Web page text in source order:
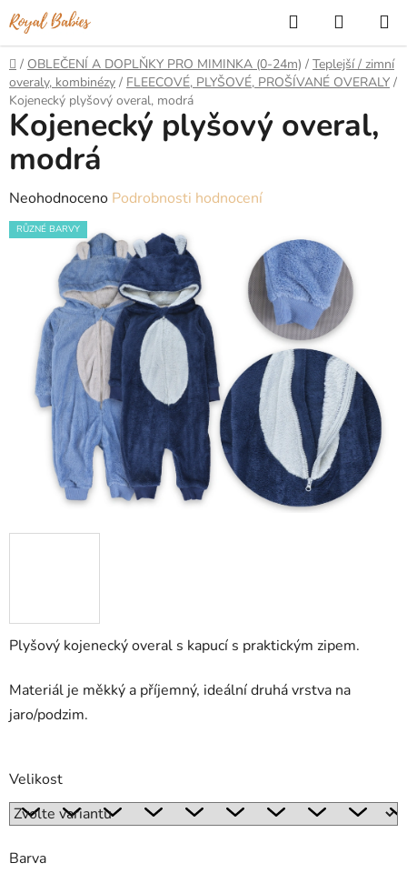
Přejít
na
obsah
Hledat
KOŠÍK
Domů
/ OBLEČENÍ A DOPLŇKY PRO MIMINKA (0-24m) / Teplejší / zimní
overaly, kombinézy / FLEECOVÉ, PLYŠOVÉ, PROŠÍVANÉ OVERALY /
Kojenecký plyšový overal, modrá
Plyšový kojenecký overal s kapucí s praktickým zipem.
Materiál je měkký a příjemný, ideální druhá vrstva na
jaro/podzim.
Velikost
Barva
Kojenecký plyšový overal,
modrá
Průměrné
hodnocení
hvězdiček.
Neohodnoceno Podrobnosti hodnocení
RŮZNÉ BARVY